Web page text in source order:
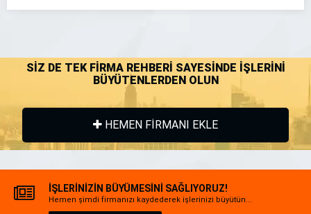
SİZ DE TEK FİRMA REHBERİ SAYESİNDE İŞLERİNİ
BÜYÜTENLERDEN OLUN
HEMEN FİRMANI EKLE
İŞLERİNİZİN BÜYÜMESİNİ SAĞLIYORUZ!
Hemen şimdi firmanızı kaydederek işlerinizi büyütün...